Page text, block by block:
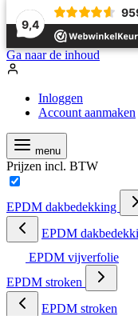
9,4
Ga naar de inhoud
Inloggen
Account aanmaken
menu
Prijzen incl. BTW
EPDM dakbedekking
EPDM
EPDM vijverfolie
EPDM stroken
EPDM stroken